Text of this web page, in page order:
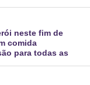
neste fim de
comida
para todas as